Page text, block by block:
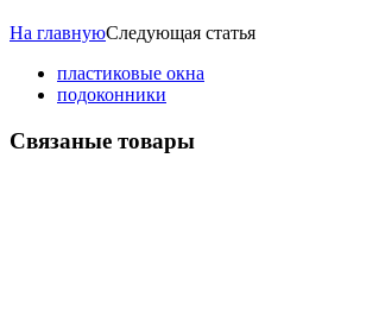
На главнуюСледующая статья
пластиковые окна
подоконники
Связаные товары